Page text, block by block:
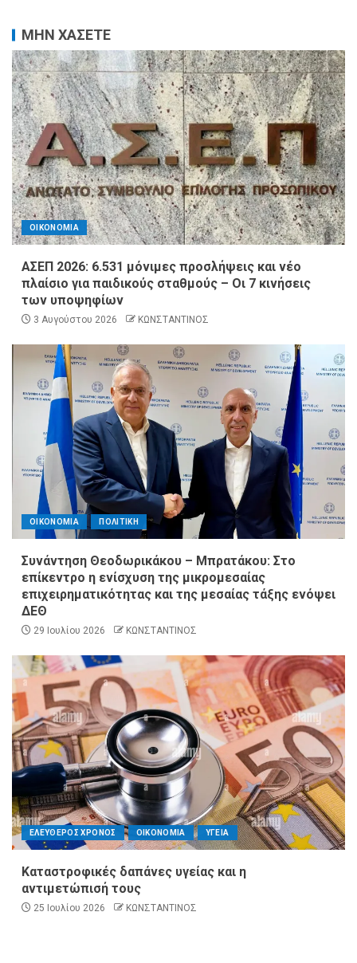
ΜΗΝ ΧΑΣΕΤΕ
ΟΙΚΟΝΟΜΙΑ
ΑΣΕΠ 2026: 6.531 μόνιμες προσλήψεις και νέο
πλαίσιο για παιδικούς σταθμούς – Οι 7 κινήσεις
των υποψηφίων
3 Αυγούστου 2026 ΚΩΝΣΤΑΝΤΙΝΟΣ
ΟΙΚΟΝΟΜΙΑ ΠΟΛΙΤΙΚΗ
Συνάντηση Θεοδωρικάκου – Μπρατάκου: Στο
επίκεντρο η ενίσχυση της μικρομεσαίας
επιχειρηματικότητας και της μεσαίας τάξης ενόψει
ΔΕΘ
29 Ιουλίου 2026 ΚΩΝΣΤΑΝΤΙΝΟΣ
ΕΛΕΥΘΕΡΟΣ ΧΡΟΝΟΣ ΟΙΚΟΝΟΜΙΑ ΥΓΕΙΑ
Καταστροφικές δαπάνες υγείας και η
αντιμετώπισή τους
25 Ιουλίου 2026 ΚΩΝΣΤΑΝΤΙΝΟΣ